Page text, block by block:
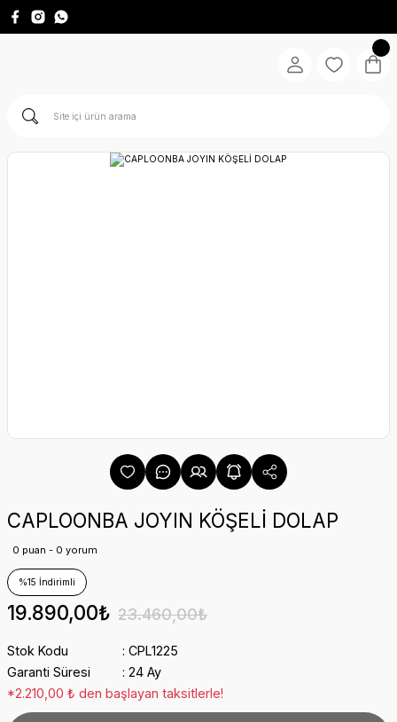
CAPLOONBA JOYIN KÖŞELİ DOLAP
0 puan - 0 yorum
%15 İndirimli
19.890,00₺ 23.460,00₺
Stok Kodu
CPL1225
Garanti Süresi
24 Ay
*2.210,00 ₺ den başlayan taksitlerle!